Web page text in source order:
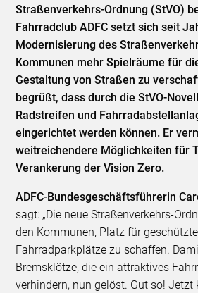
Straßenverkehrs-Ordnung (StVO)
Fahrradclub ADFC setzt sich seit
Modernisierung des
Kommunen mehr Spielräume für
Gestaltung von Straßen zu
begrüßt, dass durch die StVO-
Radstreifen und
eingerichtet werden können. Er
weitreichendere Möglichkeiten für
Verankerung der Vision Zero.
ADFC-Bundesgeschäftsführerin
sagt: „Die neue Straßenverkehrs-
den Kommunen, Platz für
Fahrradparkplätze zu schaffen.
Bremsklötze, die ein attraktives
verhindern, nun gelöst. Gut so!